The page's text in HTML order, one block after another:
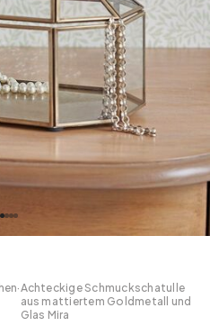
·Achteckige Schmuckschatulle
aus mattiertem Goldmetall und
Glas Mira